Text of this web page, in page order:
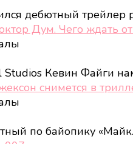
дебютный трейлер
Дум. Чего ждать
Studios Кевин Файги
снимется в
по байопику